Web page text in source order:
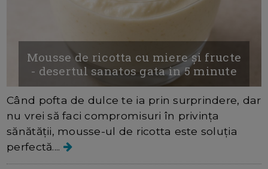
Mousse de ricotta cu miere și fructe
- desertul sanatos gata in 5 minute
Când pofta de dulce te ia prin surprindere, dar
nu vrei să faci compromisuri în privința
sănătății, mousse-ul de ricotta este soluția
perfectă....